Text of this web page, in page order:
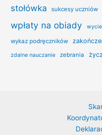
stołówka sukcesy uczniów
wpłaty na obiady
wykaz podręczników
zdalne nauczanie zebrania